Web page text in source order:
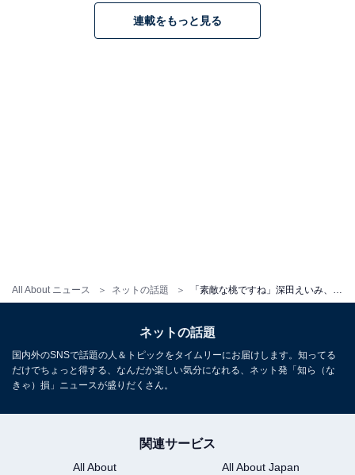
All About ニュース ネットの話題
連載をもっと見る
ネットの話題
国内外のSNSで話題の人＆トピックをタイムリーにお届けします。知ってる
だけでちょっと得する、なんだか楽しい気分になれる、ネット発「知ら（な
きゃ）損」ニュースが盛りだくさん。
関連サービス
All About
All About Japan